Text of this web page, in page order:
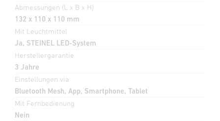
Abmessungen (L x B x H)
132 x 110 x 110 mm
Mit Leuchtmittel
Ja, STEINEL LED-System
Herstellergarantie
3 Jahre
Einstellungen via
Bluetooth Mesh, App, Smartphone, Tablet
Mit Fernbedienung
Nein